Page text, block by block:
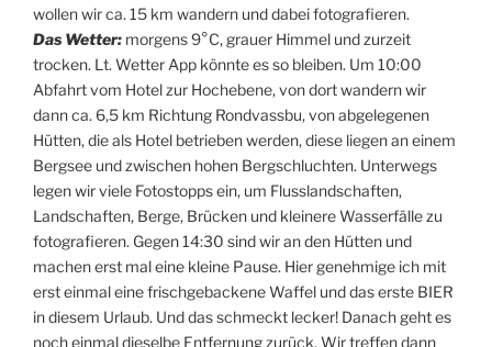
wollen wir ca. 15 km wandern und dabei fotografieren.
Das Wetter: morgens 9°C, grauer Himmel und zurzeit
trocken. Lt. Wetter App könnte es so bleiben. Um 10:00
Abfahrt vom Hotel zur Hochebene, von dort wandern wir
dann ca. 6,5 km Richtung Rondvassbu, von abgelegenen
Hütten, die als Hotel betrieben werden, diese liegen an einem
Bergsee und zwischen hohen Bergschluchten. Unterwegs
legen wir viele Fotostopps ein, um Flusslandschaften,
Landschaften, Berge, Brücken und kleinere Wasserfälle zu
fotografieren. Gegen 14:30 sind wir an den Hütten und
machen erst mal eine kleine Pause. Hier genehmige ich mit
erst einmal eine frischgebackene Waffel und das erste BIER
in diesem Urlaub. Und das schmeckt lecker! Danach geht es
noch einmal dieselbe Entfernung zurück. Wir treffen dann